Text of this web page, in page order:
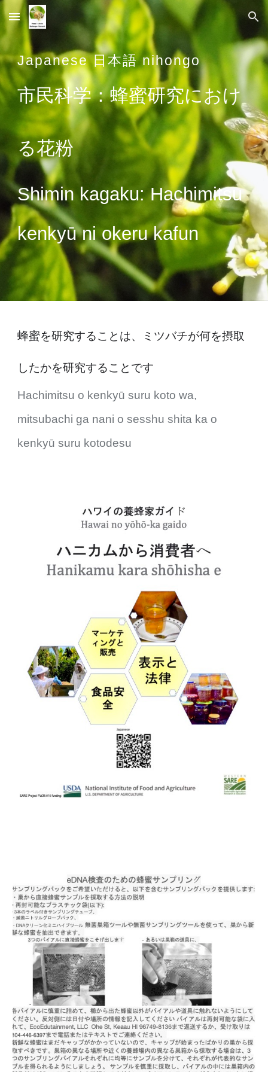
Skip to main content Skip to navigation
Japanese 日本語 nihongo
市民科学：蜂蜜研究におけ
る花粉
Shimin kagaku: Hachimitsu
kenkyū ni okeru kafun
蜂蜜を研究することは、ミツバチが何を摂取
したかを研究することです
Hachimitsu o kenkyū suru koto wa,
mitsubachi ga nani o sesshu shita ka o
kenkyū suru kotodesu